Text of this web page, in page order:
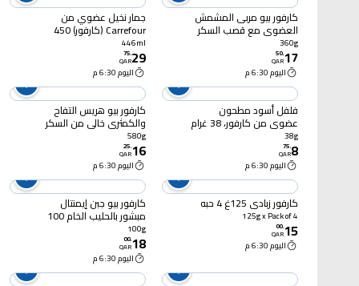
كارفور بيو مربى المشمش
العضوي مع قصب السكر
360غ
360g
17
.
50
QAR
اليوم 6:30 م
جمار نخيل عضوي من
Carrefour (كارفور) 450
مل
446ml
29
.
75
QAR
اليوم 6:30 م
فلفل أسود مطحون
عضوي من كارفور، 38 غرام
38g
8
.
75
QAR
اليوم 6:30 م
كارفور بيو هريس التفاح
والكمثري خالي من السكر
المضاف 580 غرام
580g
16
.
25
QAR
اليوم 6:30 م
كارفور زبادي 125غ 4 حبه
125g x Pack of 4
15
.
00
QAR
اليوم 6:30 م
كارفور بيو جبن إيمنتال
مبشور بالحليب الخام 100
غرام
100g
18
.
00
QAR
اليوم 6:30 م